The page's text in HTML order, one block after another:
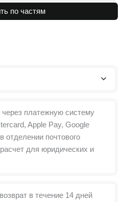
по частям
через платежную систему
Apple Pay, Google
отделении почтового
для юридических и
в течение 14 дней